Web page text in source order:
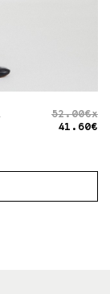
52.00€x
41.60€